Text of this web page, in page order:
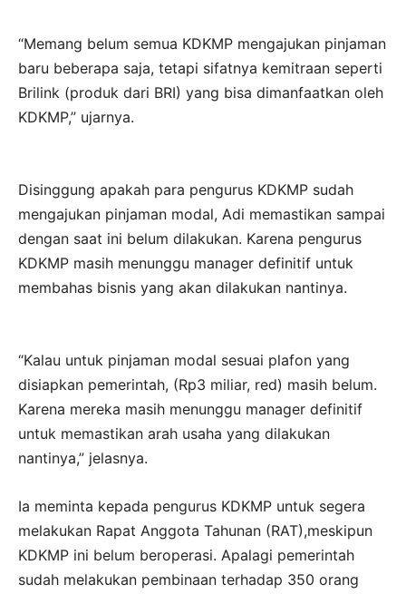
“Memang belum semua KDKMP mengajukan pinjaman
baru beberapa saja, tetapi sifatnya kemitraan seperti
Brilink (produk dari BRI) yang bisa dimanfaatkan oleh
KDKMP,” ujarnya.
Disinggung apakah para pengurus KDKMP sudah
mengajukan pinjaman modal, Adi memastikan sampai
dengan saat ini belum dilakukan. Karena pengurus
KDKMP masih menunggu manager definitif untuk
membahas bisnis yang akan dilakukan nantinya.
“Kalau untuk pinjaman modal sesuai plafon yang
disiapkan pemerintah, (Rp3 miliar, red) masih belum.
Karena mereka masih menunggu manager definitif
untuk memastikan arah usaha yang dilakukan
nantinya,” jelasnya.
Ia meminta kepada pengurus KDKMP untuk segera
melakukan Rapat Anggota Tahunan (RAT),meskipun
KDKMP ini belum beroperasi. Apalagi pemerintah
sudah melakukan pembinaan terhadap 350 orang